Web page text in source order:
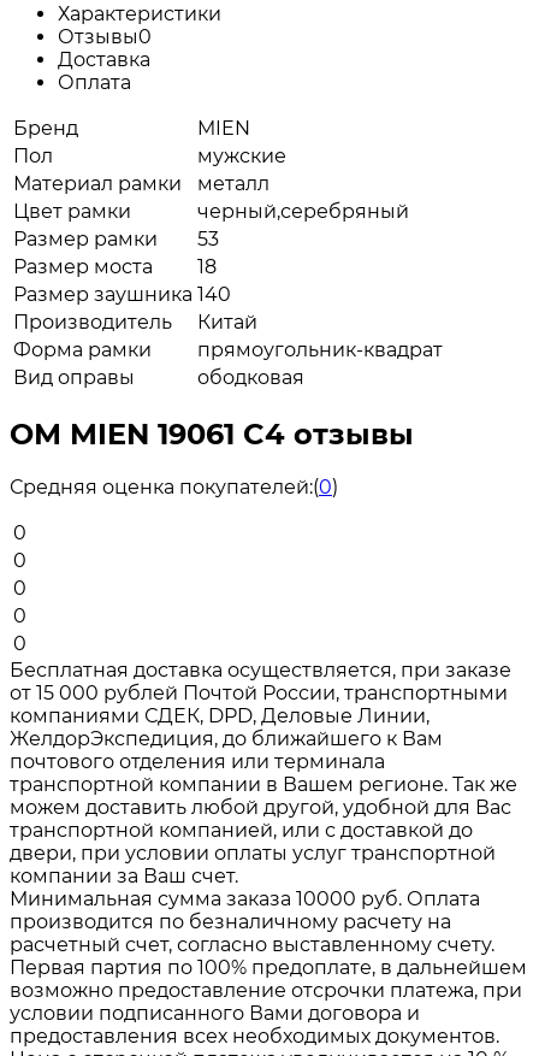
Характеристики
Отзывы0
Доставка
Оплата
Бренд
MIEN
Пол
мужские
Материал рамки
металл
Цвет рамки
черный,серебряный
Размер рамки
53
Размер моста
18
Размер заушника 140
Производитель
Китай
Форма рамки
прямоугольник-квадрат
Вид оправы
ободковая
ОМ MIEN 19061 C4 отзывы
Средняя оценка покупателей:(0)
0
0
0
0
0
Бесплатная доставка осуществляется, при заказе
от 15 000 рублей Почтой России, транспортными
компаниями СДЕК, DPD, Деловые Линии,
ЖелдорЭкспедиция, до ближайшего к Вам
почтового отделения или терминала
транспортной компании в Вашем регионе. Так же
можем доставить любой другой, удобной для Вас
транспортной компанией, или с доставкой до
двери, при условии оплаты услуг транспортной
компании за Ваш счет.
Минимальная сумма заказа 10000 руб. Оплата
производится по безналичному расчету на
расчетный счет, согласно выставленному счету.
Первая партия по 100% предоплате, в дальнейшем
возможно предоставление отсрочки платежа, при
условии подписанного Вами договора и
предоставления всех необходимых документов.